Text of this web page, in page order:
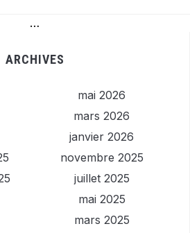
…
ARCHIVES
mai 2026
mars 2026
janvier 2026
novembre 2025
juillet 2025
mai 2025
mars 2025